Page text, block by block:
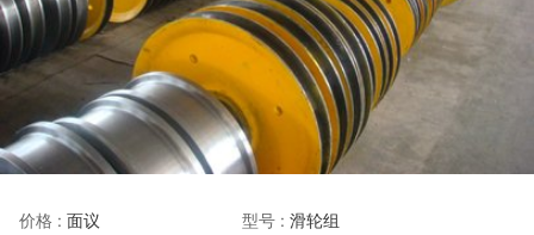
价格 : 面议 型号 :滑轮组